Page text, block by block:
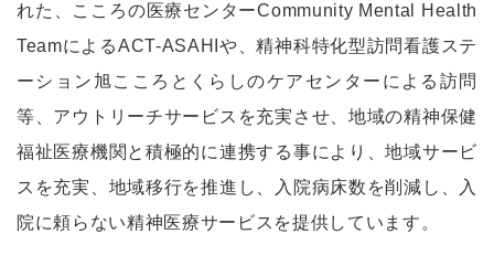
れた、こころの医療センターCommunity Mental Health
TeamによるACT-ASAHIや、精神科特化型訪問看護ステ
ーション旭こころとくらしのケアセンターによる訪問
等、アウトリーチサービスを充実させ、地域の精神保健
福祉医療機関と積極的に連携する事により、地域サービ
スを充実、地域移行を推進し、入院病床数を削減し、入
院に頼らない精神医療サービスを提供しています。